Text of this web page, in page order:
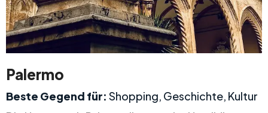
Palermo
Beste Gegend für: Shopping, Geschichte, Kultur